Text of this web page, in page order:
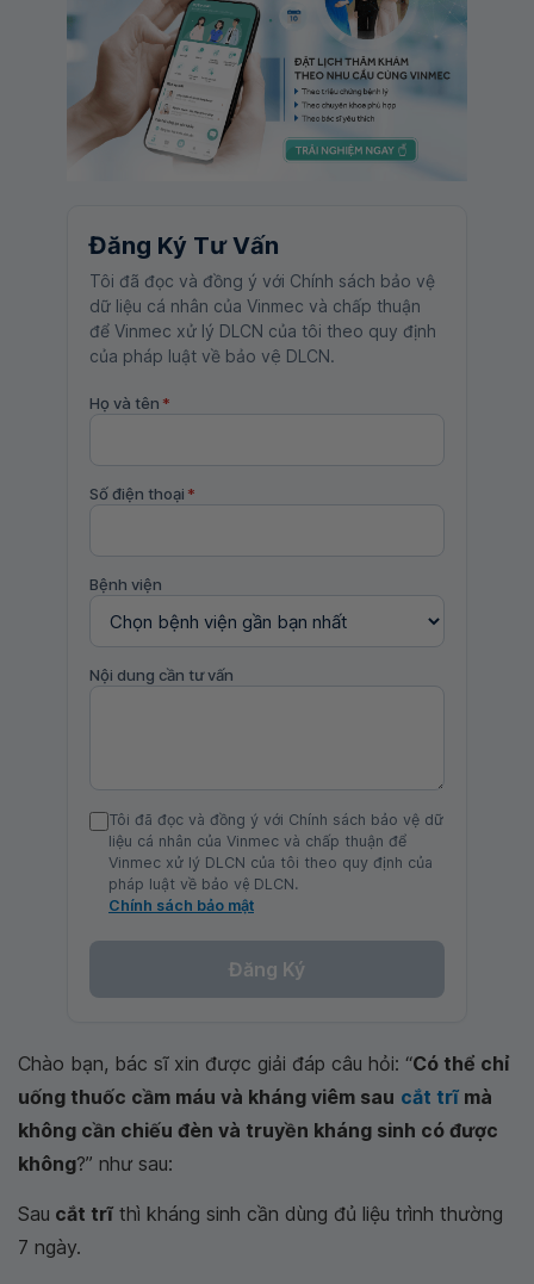
Đăng Ký Tư Vấn
Tôi đã đọc và đồng ý với Chính sách bảo vệ
dữ liệu cá nhân của Vinmec và chấp thuận
để Vinmec xử lý DLCN của tôi theo quy định
của pháp luật về bảo vệ DLCN.
Họ và tên *
Số điện thoại *
Bệnh viện
Nội dung cần tư vấn
Tôi đã đọc và đồng ý với Chính sách bảo vệ dữ
liệu cá nhân của Vinmec và chấp thuận để
Vinmec xử lý DLCN của tôi theo quy định của
pháp luật về bảo vệ DLCN.
Chính sách bảo mật
Đăng Ký
Chào bạn, bác sĩ xin được giải đáp câu hỏi: “Có thể chỉ
uống thuốc cầm máu và kháng viêm sau cắt trĩ mà
không cần chiếu đèn và truyền kháng sinh có được
không?” như sau:
Sau cắt trĩ thì kháng sinh cần dùng đủ liệu trình thường
7 ngày.